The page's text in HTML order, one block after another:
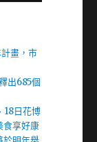
畫，市
出685個
18日花博
食享好康